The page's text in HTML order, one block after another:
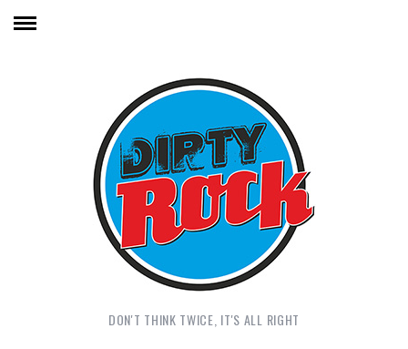
DON'T THINK TWICE, IT'S ALL RIGHT